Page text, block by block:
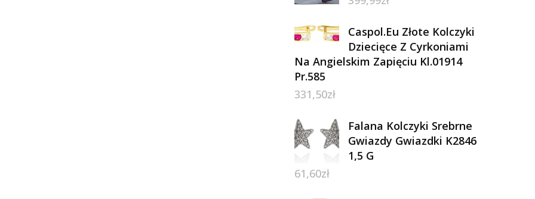
Caspol.Eu Złote Kolczyki
Dziecięce Z Cyrkoniami
Na Angielskim Zapięciu Kl.01914
Pr.585
331,50zł
Falana Kolczyki Srebrne
Gwiazdy Gwiazdki K2846
1,5 G
61,60zł